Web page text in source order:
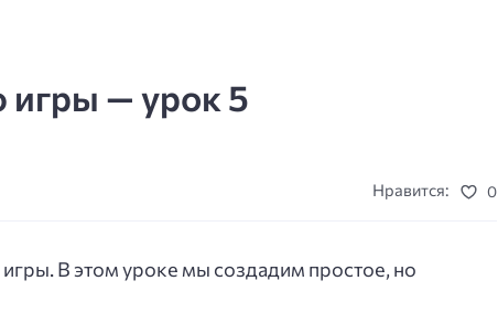
— урок 5
Нравится: 0
В этом уроке мы создадим простое, но